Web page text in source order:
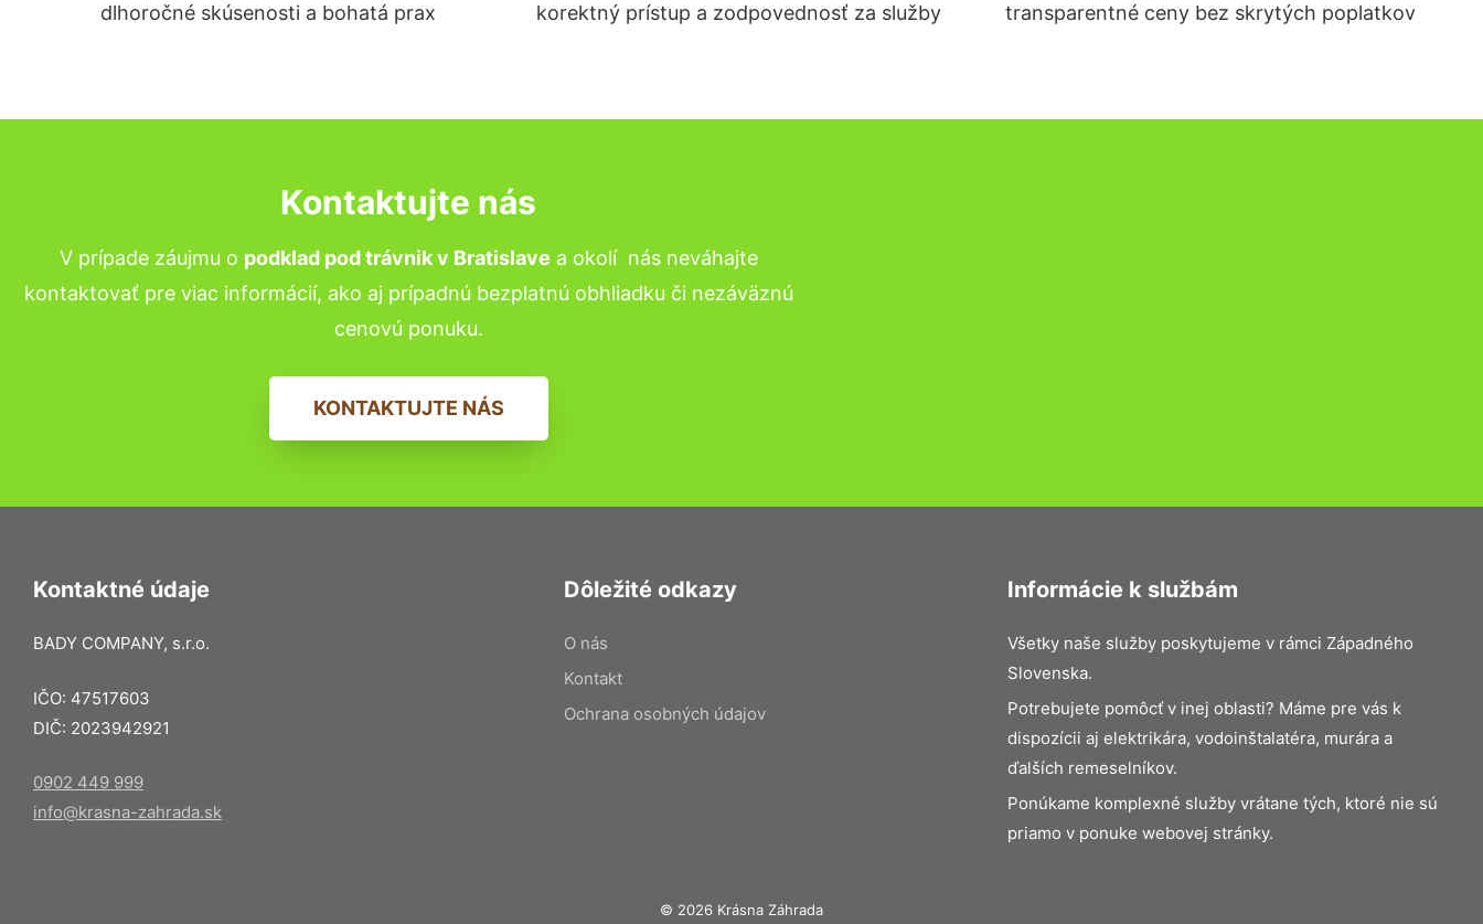
dlhoročné skúsenosti a bohatá prax korektný prístup a zodpovednosť za služby transparentné ceny bez skrytých poplatkov
Kontaktujte nás
V prípade záujmu o podklad pod trávnikv Bratislave a okolí nás neváhajte
kontaktovať pre viac informácií, ako aj prípadnú bezplatnú obhliadku či nezáväznú
cenovú ponuku.
KONTAKTUJTE NÁS
Kontaktné údaje
BADY COMPANY, s.r.o.
IČO: 47517603
DIČ: 2023942921
0902 449 999
info@krasna-zahrada.sk
Dôležité odkazy
O nás
Kontakt
Ochrana osobných údajov
Informácie k službám
Všetky naše služby poskytujeme v rámci Západného
Slovenska.
Potrebujete pomôcť v inej oblasti? Máme pre vás k
dispozícii aj elektrikára, vodoinštalatéra, murára a
ďalších remeselníkov.
Ponúkame komplexné služby vrátane tých, ktoré nie sú
priamo v ponuke webovej stránky.
© 2026 Krásna Záhrada